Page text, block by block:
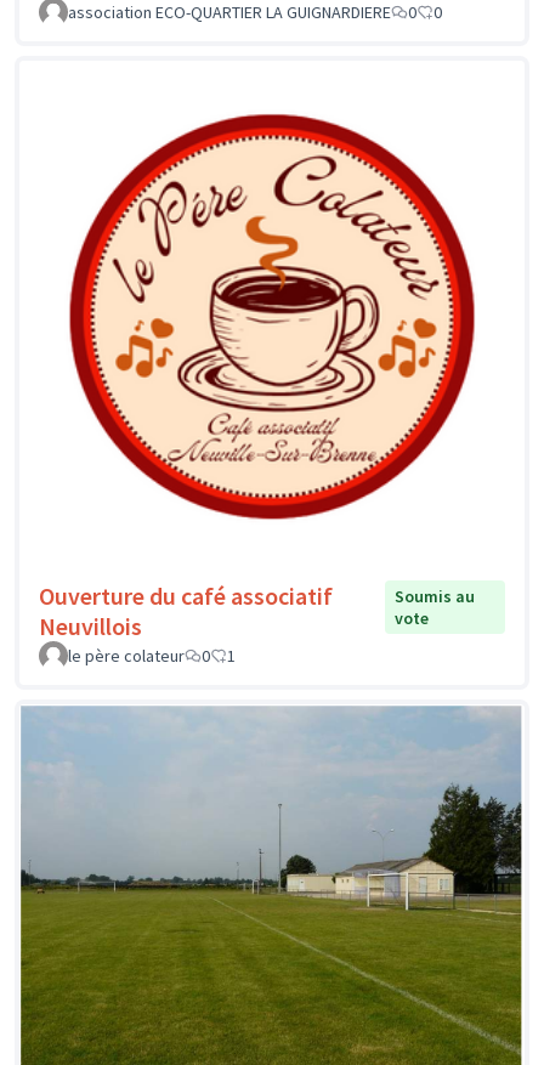
association ECO-QUARTIER LA GUIGNARDIERE 0 0
Ouverture du café associatif
Neuvillois
Soumis au
vote
le père colateur
0 1